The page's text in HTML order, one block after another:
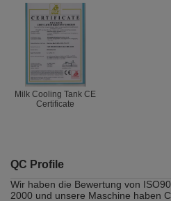
Milk Cooling Tank CE
Certificate
QC Profile
Wir haben die Bewertung von
2000 und unsere Maschine haben